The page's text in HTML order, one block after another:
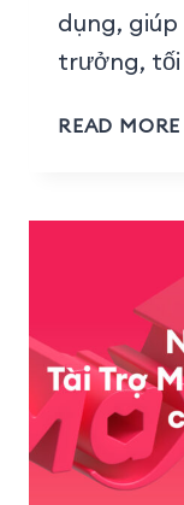
dụng,
trưởng,
READ MORE